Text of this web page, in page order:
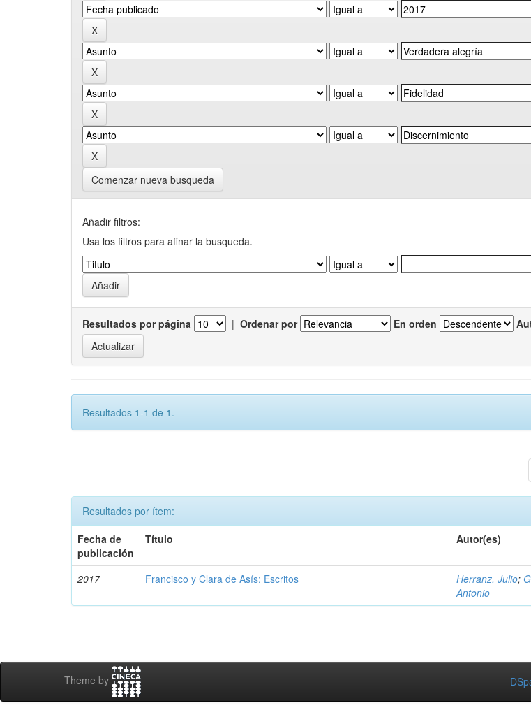
Comenzar nueva busqueda
Añadir filtros:
Usa los filtros para afinar la busqueda.
Resultados por página | Ordenar por En orden
Resultados 1-1 de 1.
Resultados por ítem:
Fecha de
publicación
Título Autor(es)
2017 Francisco y Clara de Asís: Escritos Herranz, Julio;
Antonio
Theme by